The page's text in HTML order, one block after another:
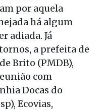
por aquela
há algum
adiada. Já
a prefeita de
Brito (PMDB),
com
Docas do
Ecovias,